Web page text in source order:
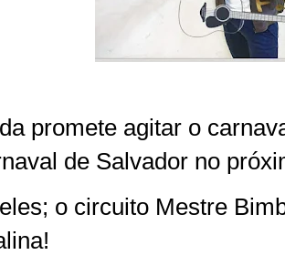
promete agitar o
de Salvador no
o circuito Mestre